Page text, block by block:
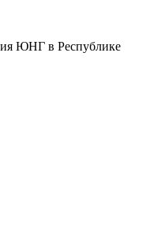
ЮНГ в Республике